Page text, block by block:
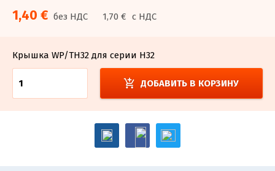
1,40 € без НДС 1,70 € с НДС
Крышка WP/TH32 для серии H32
add_shopping_cart ДОБАВИТЬ В КОРЗИНУ